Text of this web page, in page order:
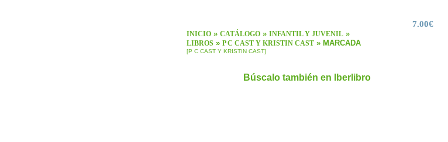
INICIO» CATÁLOGO» INFANTIL Y JUVENIL»
LIBROS» P C CAST Y KRISTIN CAST» MARCADA
[P C CAST Y KRISTIN CAST]
7.00€
Búscalo también en Iberlibro